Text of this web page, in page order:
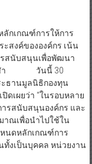
เกณฑ์การให้การ
สงค์ขององค์กร เน้น
รสนับสนุนเพื่อพัฒนา
รกีฬา วันนี้ 30
ธานมูลนิธิกองทุน
เผยว่า “ในรอบหลาย
รสนับสนุนองค์กร และ
าณเพื่อนำไปใช้ใน
หนดหลักเกณฑ์การ
งเป็นบุคคล หน่วยงาน